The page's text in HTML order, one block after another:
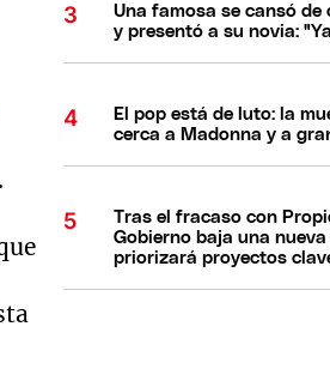
.
Una famosa se cansó
y presentó a su novia:
El pop está de luto: la
cerca a Madonna y a
Tras el fracaso con
Gobierno baja una
priorizará proyectos